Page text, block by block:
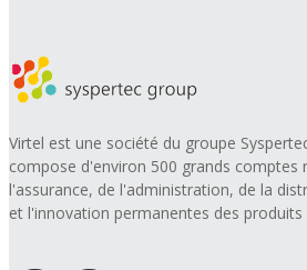
Virtel est une société du groupe
compose d'environ 500 grands comptes
l'assurance, de l'administration, de la
et l'innovation permanentes des